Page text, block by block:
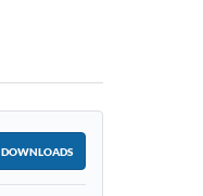
DOWNLOADS